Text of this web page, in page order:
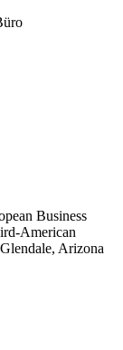
Business
American
Arizona